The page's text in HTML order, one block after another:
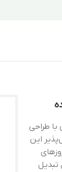
با طراحی
این
تبدیل